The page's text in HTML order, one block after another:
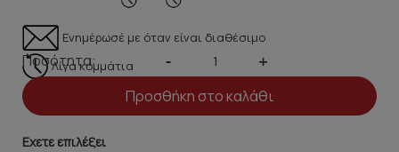
Ενημέρωσέ με όταν είναι διαθέσιμο
Λίγα κομμάτια
Ποσότητα: - +
Προσθήκη στο καλάθι
Εχετε επιλέξει